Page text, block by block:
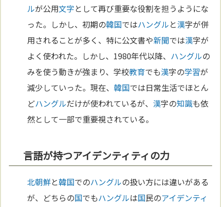
ルが公用文字として再び重要な役割を担うようにな
った。しかし、初期の韓国ではハングルと漢字が併
用されることが多く、特に公文書や新聞では漢字が
よく使われた。しかし、1980年代以降、 ハングルの
みを使う動きが強まり、学校教育でも漢字の学習が
減少していった。現在、韓国では日常生活でほとん
どハングルだけが使われているが、 漢字の知識も依
然として一部で重要視されている。
言語が持つアイデンティティの力
北朝鮮と韓国でのハングルの扱い方には違いがある
が、どちらの国でもハングルは国民のアイデンティ